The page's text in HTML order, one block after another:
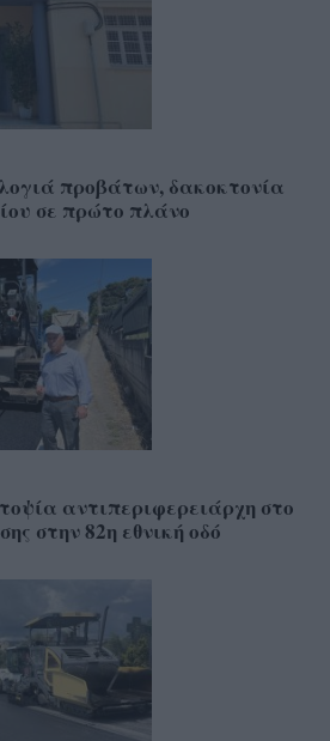
προβάτων, δακοκτονία
σε πρώτο πλάνο
αντιπεριφερειάρχη στο
στην 82η εθνική οδό